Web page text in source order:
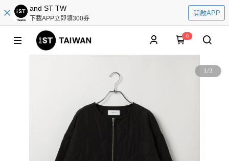
and ST TW
下載APP立即領300券
開啟APP
0
1/2